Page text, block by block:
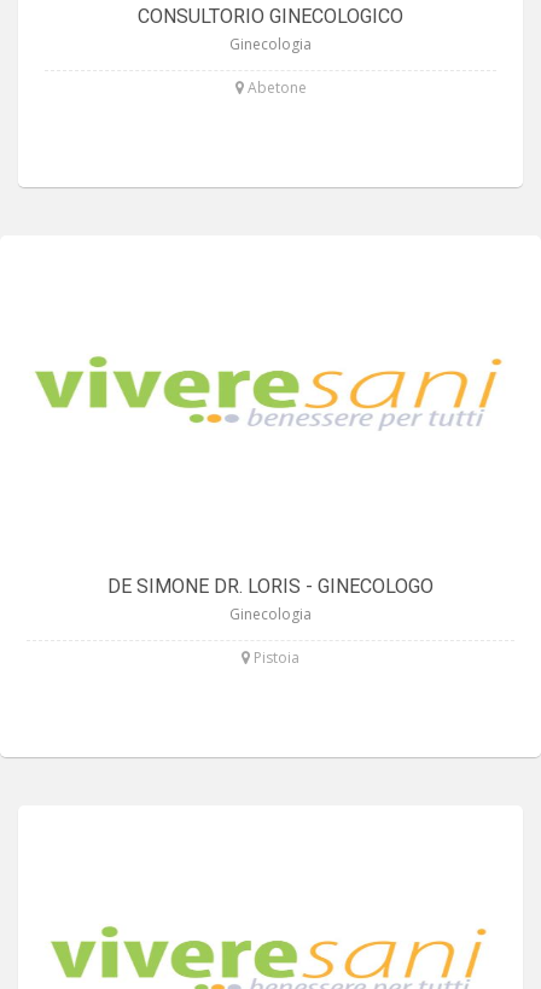
CONSULTORIO GINECOLOGICO
Ginecologia
Abetone
DE SIMONE DR. LORIS - GINECOLOGO
Ginecologia
Pistoia